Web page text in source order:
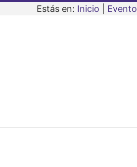
Estás en: Inicio